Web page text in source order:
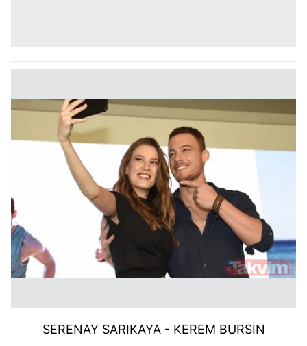
SERENAY SARIKAYA - KEREM BURSİN